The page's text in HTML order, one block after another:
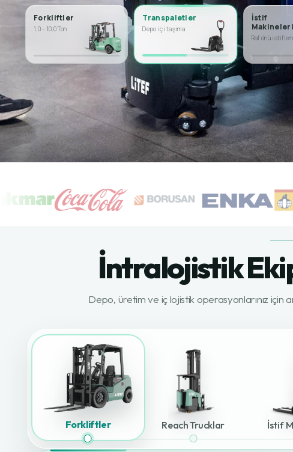
Forkliftler
1.0 - 10.0 Ton
Transpaletler
Depo içi taşıma
İstif
Makineleri
Raf önü
İntralojistik
Depo, üretim ve iç lojistik operasyonlarınız
Forkliftler Reach Trucklar İstif